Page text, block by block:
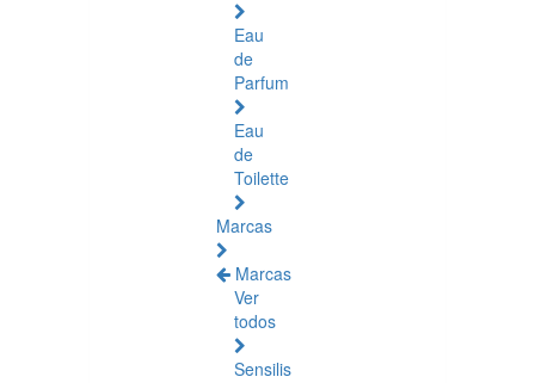
Eau
de
Parfum
Eau
de
Toilette
Marcas
Marcas
Ver
todos
Sensilis